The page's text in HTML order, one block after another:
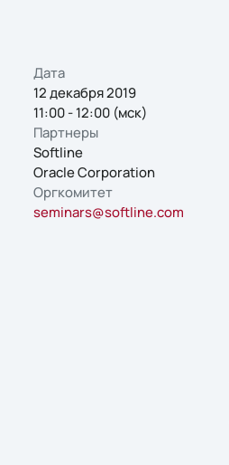
Дата
12 декабря 2019
11:00 - 12:00 (мск)
Партнеры
Softline
Oracle Corporation
Оргкомитет
seminars@softline.com